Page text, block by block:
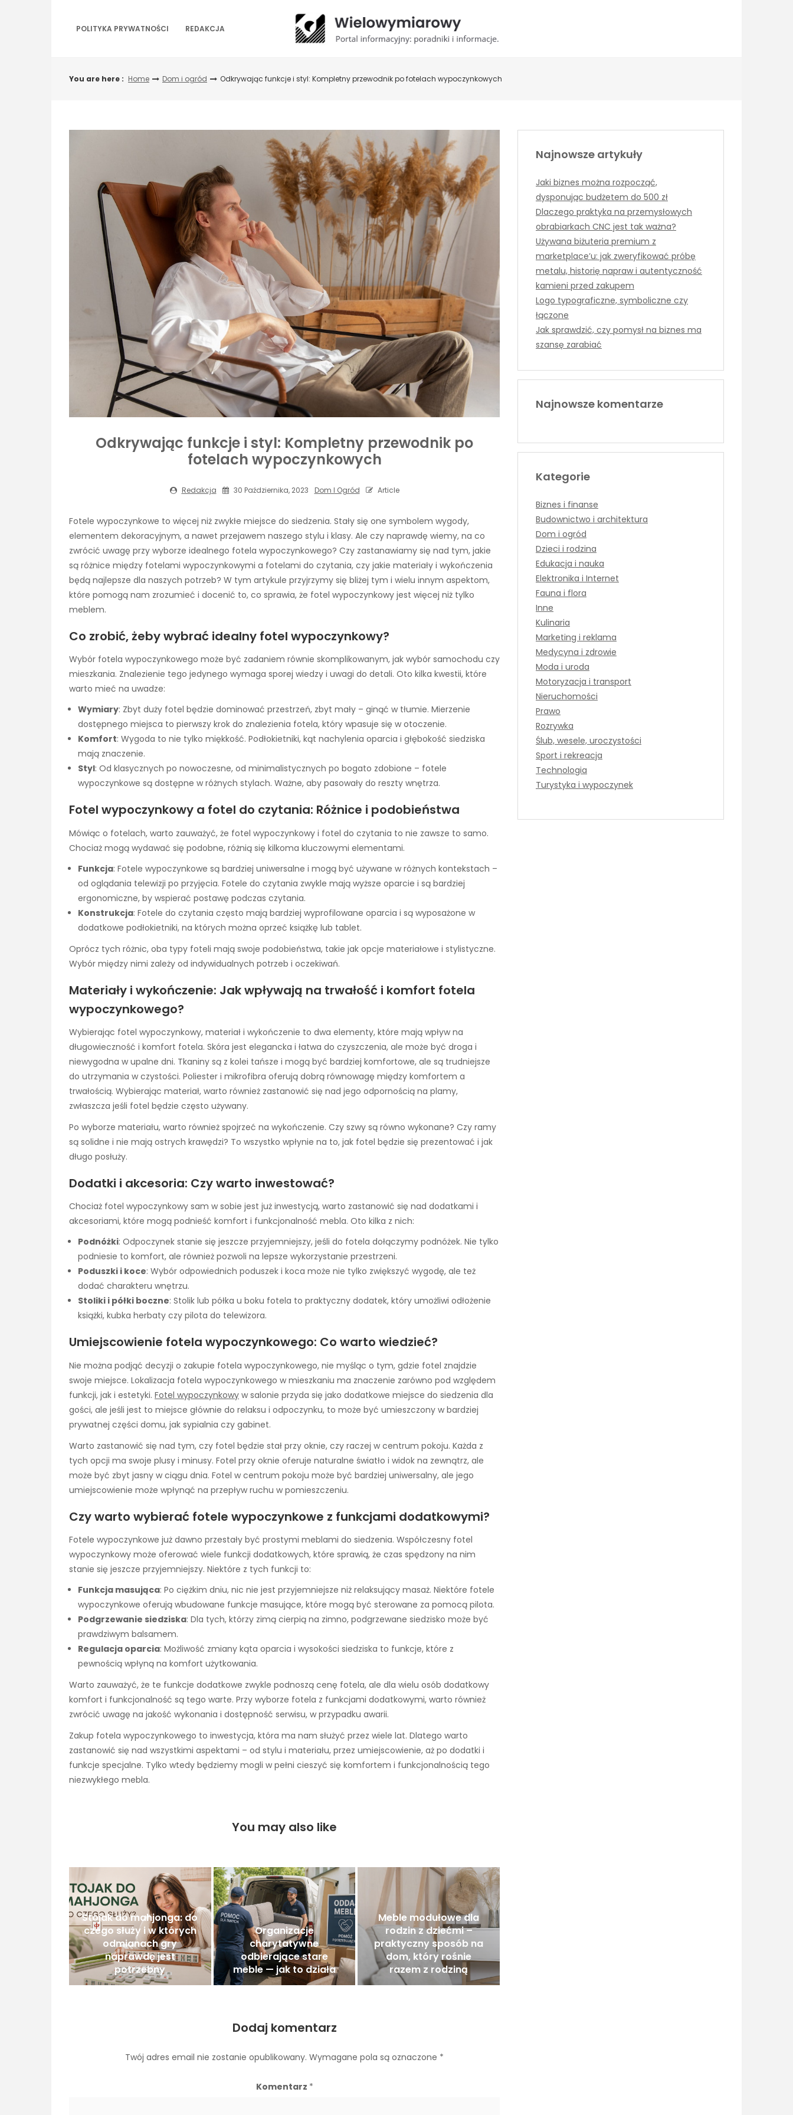
POLITYKA PRYWATNOŚCI REDAKCJA
You are here : Home Dom i ogród Odkrywając funkcje i styl: Kompletny przewodnik po fotelach wypoczynkowych
Odkrywając funkcje i styl: Kompletny przewodnik po
fotelach wypoczynkowych
Redakcja 30 Października, 2023 Dom I Ogród Article
Fotele wypoczynkowe to więcej niż zwykłe miejsce do siedzenia. Stały się one symbolem wygody,
elementem dekoracyjnym, a nawet przejawem naszego stylu i klasy. Ale czy naprawdę wiemy, na co
zwrócić uwagę przy wyborze idealnego fotela wypoczynkowego? Czy zastanawiamy się nad tym, jakie
są różnice między fotelami wypoczynkowymi a fotelami do czytania, czy jakie materiały i wykończenia
będą najlepsze dla naszych potrzeb? W tym artykule przyjrzymy się bliżej tym i wielu innym aspektom,
które pomogą nam zrozumieć i docenić to, co sprawia, że fotel wypoczynkowy jest więcej niż tylko
meblem.
Co zrobić, żeby wybrać idealny fotel wypoczynkowy?
Wybór fotela wypoczynkowego może być zadaniem równie skomplikowanym, jak wybór samochodu czy
mieszkania. Znalezienie tego jedynego wymaga sporej wiedzy i uwagi do detali. Oto kilka kwestii, które
warto mieć na uwadze:
Wymiary: Zbyt duży fotel będzie dominować przestrzeń, zbyt mały – ginąć w tłumie. Mierzenie
dostępnego miejsca to pierwszy krok do znalezienia fotela, który wpasuje się w otoczenie.
Komfort: Wygoda to nie tylko miękkość. Podłokietniki, kąt nachylenia oparcia i głębokość siedziska
mają znaczenie.
Styl: Od klasycznych po nowoczesne, od minimalistycznych po bogato zdobione – fotele
wypoczynkowe są dostępne w różnych stylach. Ważne, aby pasowały do reszty wnętrza.
Fotel wypoczynkowy a fotel do czytania: Różnice i podobieństwa
Mówiąc o fotelach, warto zauważyć, że fotel wypoczynkowy i fotel do czytania to nie zawsze to samo.
Chociaż mogą wydawać się podobne, różnią się kilkoma kluczowymi elementami.
Funkcja: Fotele wypoczynkowe są bardziej uniwersalne i mogą być używane w różnych kontekstach –
od oglądania telewizji po przyjęcia. Fotele do czytania zwykle mają wyższe oparcie i są bardziej
ergonomiczne, by wspierać postawę podczas czytania.
Konstrukcja: Fotele do czytania często mają bardziej wyprofilowane oparcia i są wyposażone w
dodatkowe podłokietniki, na których można oprzeć książkę lub tablet.
Oprócz tych różnic, oba typy foteli mają swoje podobieństwa, takie jak opcje materiałowe i stylistyczne.
Wybór między nimi zależy od indywidualnych potrzeb i oczekiwań.
Materiały i wykończenie: Jak wpływają na trwałość i komfort fotela
wypoczynkowego?
Wybierając fotel wypoczynkowy, materiał i wykończenie to dwa elementy, które mają wpływ na
długowieczność i komfort fotela. Skóra jest elegancka i łatwa do czyszczenia, ale może być droga i
niewygodna w upalne dni. Tkaniny są z kolei tańsze i mogą być bardziej komfortowe, ale są trudniejsze
do utrzymania w czystości. Poliester i mikrofibra oferują dobrą równowagę między komfortem a
trwałością. Wybierając materiał, warto również zastanowić się nad jego odpornością na plamy,
zwłaszcza jeśli fotel będzie często używany.
Po wyborze materiału, warto również spojrzeć na wykończenie. Czy szwy są równo wykonane? Czy ramy
są solidne i nie mają ostrych krawędzi? To wszystko wpłynie na to, jak fotel będzie się prezentować i jak
długo posłuży.
Dodatki i akcesoria: Czy warto inwestować?
Chociaż fotel wypoczynkowy sam w sobie jest już inwestycją, warto zastanowić się nad dodatkami i
akcesoriami, które mogą podnieść komfort i funkcjonalność mebla. Oto kilka z nich:
Podnóżki: Odpoczynek stanie się jeszcze przyjemniejszy, jeśli do fotela dołączymy podnóżek. Nie tylko
podniesie to komfort, ale również pozwoli na lepsze wykorzystanie przestrzeni.
Poduszki i koce: Wybór odpowiednich poduszek i koca może nie tylko zwiększyć wygodę, ale też
dodać charakteru wnętrzu.
Stoliki i półki boczne: Stolik lub półka u boku fotela to praktyczny dodatek, który umożliwi odłożenie
książki, kubka herbaty czy pilota do telewizora.
Umiejscowienie fotela wypoczynkowego: Co warto wiedzieć?
Nie można podjąć decyzji o zakupie fotela wypoczynkowego, nie myśląc o tym, gdzie fotel znajdzie
swoje miejsce. Lokalizacja fotela wypoczynkowego w mieszkaniu ma znaczenie zarówno pod względem
funkcji, jak i estetyki. Fotel wypoczynkowy w salonie przyda się jako dodatkowe miejsce do siedzenia dla
gości, ale jeśli jest to miejsce głównie do relaksu i odpoczynku, to może być umieszczony w bardziej
prywatnej części domu, jak sypialnia czy gabinet.
Warto zastanowić się nad tym, czy fotel będzie stał przy oknie, czy raczej w centrum pokoju. Każda z
tych opcji ma swoje plusy i minusy. Fotel przy oknie oferuje naturalne światło i widok na zewnątrz, ale
może być zbyt jasny w ciągu dnia. Fotel w centrum pokoju może być bardziej uniwersalny, ale jego
umiejscowienie może wpłynąć na przepływ ruchu w pomieszczeniu.
Czy warto wybierać fotele wypoczynkowe z funkcjami dodatkowymi?
Fotele wypoczynkowe już dawno przestały być prostymi meblami do siedzenia. Współczesny fotel
wypoczynkowy może oferować wiele funkcji dodatkowych, które sprawią, że czas spędzony na nim
stanie się jeszcze przyjemniejszy. Niektóre z tych funkcji to:
Funkcja masująca: Po ciężkim dniu, nic nie jest przyjemniejsze niż relaksujący masaż. Niektóre fotele
wypoczynkowe oferują wbudowane funkcje masujące, które mogą być sterowane za pomocą pilota.
Podgrzewanie siedziska: Dla tych, którzy zimą cierpią na zimno, podgrzewane siedzisko może być
prawdziwym balsamem.
Regulacja oparcia: Możliwość zmiany kąta oparcia i wysokości siedziska to funkcje, które z
pewnością wpłyną na komfort użytkowania.
Warto zauważyć, że te funkcje dodatkowe zwykle podnoszą cenę fotela, ale dla wielu osób dodatkowy
komfort i funkcjonalność są tego warte. Przy wyborze fotela z funkcjami dodatkowymi, warto również
zwrócić uwagę na jakość wykonania i dostępność serwisu, w przypadku awarii.
Zakup fotela wypoczynkowego to inwestycja, która ma nam służyć przez wiele lat. Dlatego warto
zastanowić się nad wszystkimi aspektami – od stylu i materiału, przez umiejscowienie, aż po dodatki i
funkcje specjalne. Tylko wtedy będziemy mogli w pełni cieszyć się komfortem i funkcjonalnością tego
niezwykłego mebla.
You may also like
Stojak do mahjonga: do
czego służy i w których
odmianach gry
naprawdę jest
potrzebny
Organizacje
charytatywne
odbierające stare
meble — jak to działa
Meble modułowe dla
rodzin z dziećmi –
praktyczny sposób na
dom, który rośnie
razem z rodziną
Dodaj komentarz
Twój adres email nie zostanie opublikowany. Wymagane pola są oznaczone *
Komentarz *
Najnowsze artykuły
Jaki biznes można rozpocząć,
dysponując budżetem do 500 zł
Dlaczego praktyka na przemysłowych
obrabiarkach CNC jest tak ważna?
Używana biżuteria premium z
marketplace’u: jak zweryfikować próbę
metalu, historię napraw i autentyczność
kamieni przed zakupem
Logo typograficzne, symboliczne czy
łączone
Jak sprawdzić, czy pomysł na biznes ma
szansę zarabiać
Najnowsze komentarze
Kategorie
Biznes i finanse
Budownictwo i architektura
Dom i ogród
Dzieci i rodzina
Edukacja i nauka
Elektronika i Internet
Fauna i flora
Inne
Kulinaria
Marketing i reklama
Medycyna i zdrowie
Moda i uroda
Motoryzacja i transport
Nieruchomości
Prawo
Rozrywka
Ślub, wesele, uroczystości
Sport i rekreacja
Technologia
Turystyka i wypoczynek